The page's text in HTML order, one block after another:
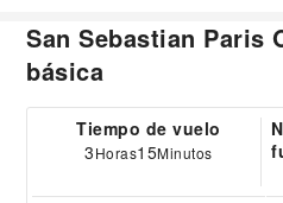
San Sebastian Paris
básica
Tiempo de vuelo
3Horas15Minutos